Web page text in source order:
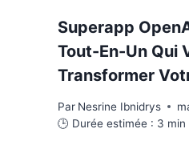
Superapp
Tout-En-Un Qui
Transformer
Par Nesrine Ibnidrys
🕒 Durée estimée : 3 min